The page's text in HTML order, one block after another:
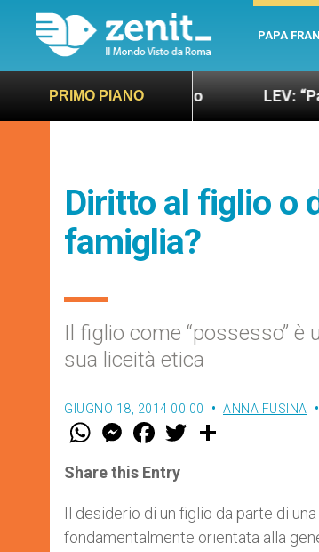
PAPA
PRIMO PIANO
sano e giusto LEV: “Papa
Diritto al figlio o
famiglia?
Il figlio come “possesso”
sua liceità etica
GIUGNO 18, 2014 00:00 ANNA FUSINA
W
t
s
p
p
M
e
s
e
g
e
r
F
a
e
b
o
k
w
r
Share this Entry
Il desiderio di un figlio da parte di
fondamentalmente orientata alla